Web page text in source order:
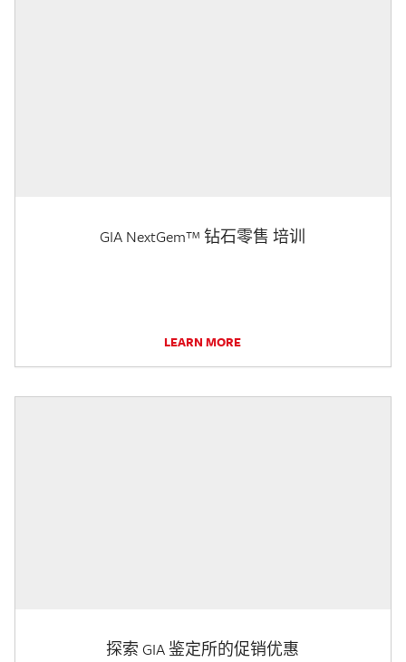
GIA NextGem™ 钻石零售 培训
LEARN MORE
探索 GIA 鉴定所的促销优惠